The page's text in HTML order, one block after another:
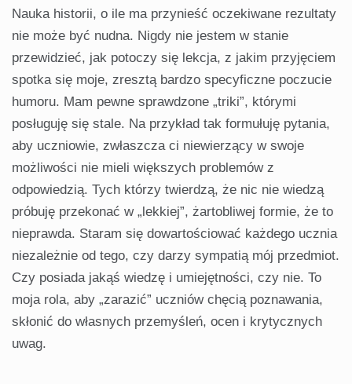
Nauka historii, o ile ma przynieść oczekiwane rezultaty
nie może być nudna. Nigdy nie jestem w stanie
przewidzieć, jak potoczy się lekcja, z jakim przyjęciem
spotka się moje, zresztą bardzo specyficzne poczucie
humoru. Mam pewne sprawdzone „triki”, którymi
posługuję się stale. Na przykład tak formułuję pytania,
aby uczniowie, zwłaszcza ci niewierzący w swoje
możliwości nie mieli większych problemów z
odpowiedzią. Tych którzy twierdzą, że nic nie wiedzą
próbuję przekonać w „lekkiej”, żartobliwej formie, że to
nieprawda. Staram się dowartościować każdego ucznia
niezależnie od tego, czy darzy sympatią mój przedmiot.
Czy posiada jakąś wiedzę i umiejętności, czy nie. To
moja rola, aby „zarazić” uczniów chęcią poznawania,
skłonić do własnych przemyśleń, ocen i krytycznych
uwag.